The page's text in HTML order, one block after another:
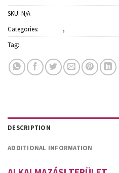
SKU: N/A
Categories:
,
Tag:
DESCRIPTION
ADDITIONAL INFORMATION